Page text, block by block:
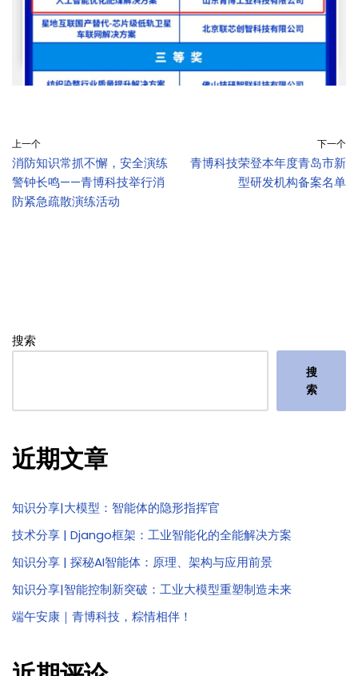
上一个
消防知识常抓不懈，安全演练
警钟长鸣——青博科技举行消
防紧急疏散演练活动
下一个
青博科技荣登本年度青岛市新
型研发机构备案名单
搜索
搜
索
近期文章
知识分享|大模型：智能体的隐形指挥官
技术分享 | Django框架：工业智能化的全能解决方案
知识分享 | 探秘AI智能体：原理、架构与应用前景
知识分享|智能控制新突破：工业大模型重塑制造未来
端午安康｜青博科技，粽情相伴！